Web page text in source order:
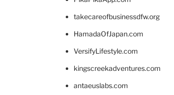
takecareofbusinessdfw.org
HamadaOfJapan.com
VersifyLifestyle.com
kingscreekadventures.com
antaeuslabs.com